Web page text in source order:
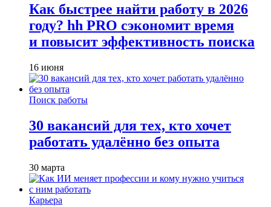
Как быстрее найти работу в 2026
году? hh PRO сэкономит время
и повысит эффективность поиска
16 июня
Поиск работы
30 вакансий для тех, кто хочет
работать удалённо без опыта
30 марта
Карьера